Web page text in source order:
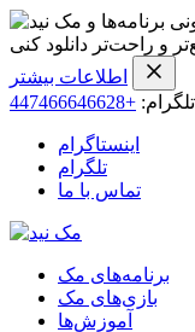
برنامه‌ها و
و راحت‌تر دانلود کنی
اطلاعات بیشتر
+447466646628
اینستاگرام
تلگرام
تماس با ما
برنامه‌های مک
بازی‌های مک
آموزش‌ها